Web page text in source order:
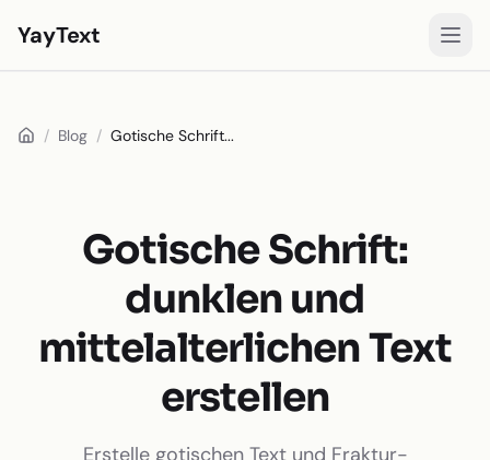
YayText
Spielen
Facebook-Schriften
Twitter/X-Schriften
Fettschrift
Ästhetischer Text
/ Blog / Gotische Schrift...
Gotische Schrift:
dunklen und
mittelalterlichen Text
erstellen
Erstelle gotischen Text und Fraktur-